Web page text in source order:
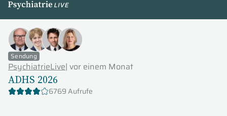
PsychiatrieLive
Sendung
PsychiatrieLive| vor einem Monat
ADHS 2026
6769 Aufrufe